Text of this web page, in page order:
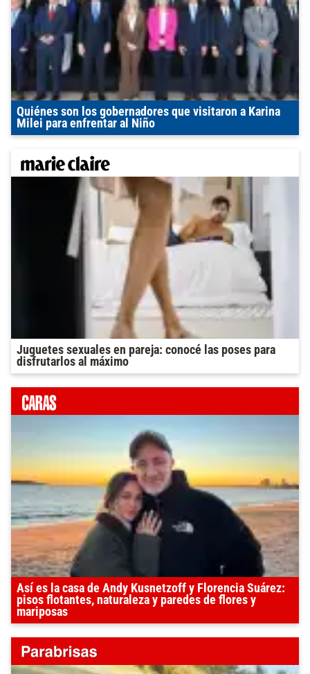
Quiénes son los gobernadores que visitaron a Karina
Milei para enfrentar al Niño
Juguetes sexuales en pareja: conocé las poses para
disfrutarlos al máximo
Así es la casa de Andy Kusnetzoff y Florencia Suárez:
pisos flotantes, naturaleza y paredes de flores y
mariposas